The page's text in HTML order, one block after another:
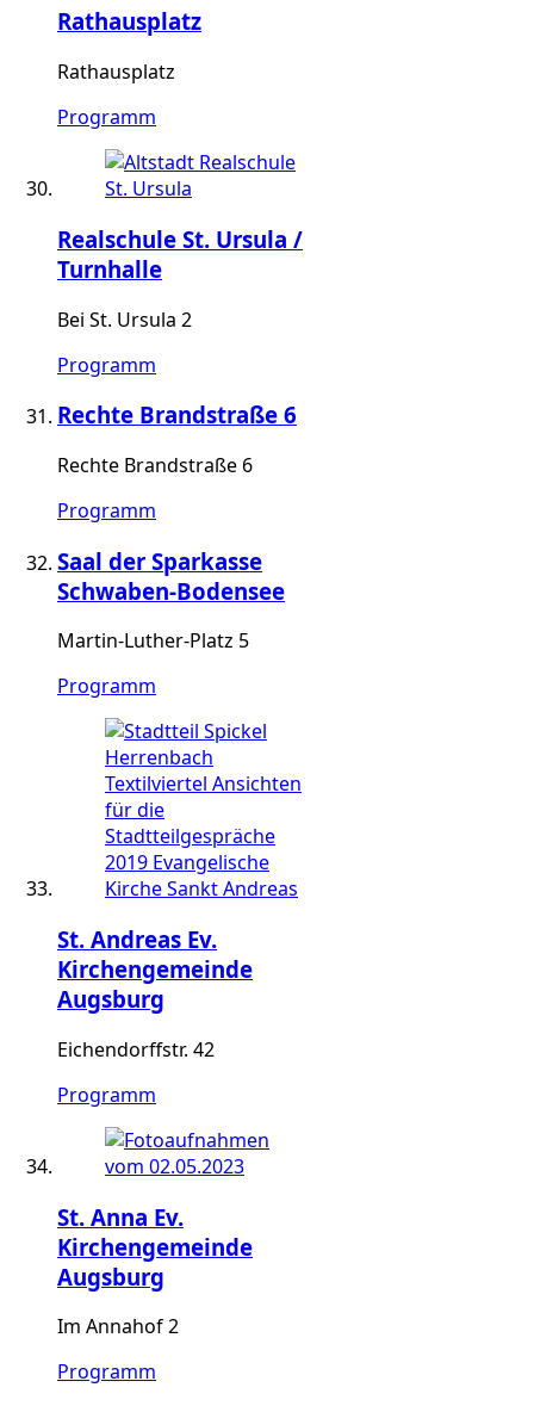
Rathausplatz
Rathausplatz
Programm
Realschule St. Ursula /
Turnhalle
Bei St. Ursula 2
Programm
Rechte Brandstraße 6
Rechte Brandstraße 6
Programm
Saal der Sparkasse
Schwaben-Bodensee
Martin-Luther-Platz 5
Programm
St. Andreas Ev.
Kirchengemeinde
Augsburg
Eichendorffstr. 42
Programm
St. Anna Ev.
Kirchengemeinde
Augsburg
Im Annahof 2
Programm